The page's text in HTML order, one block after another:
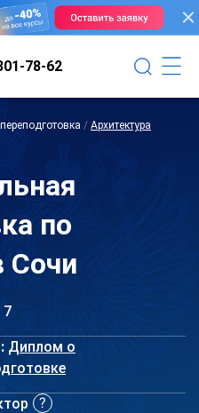
78-62
/ Архитектура
по
Сочи
7
Диплом о